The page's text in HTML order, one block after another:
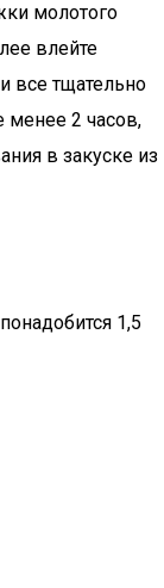
молотого
влейте
все тщательно
менее 2 часов,
в закуске из
1,5